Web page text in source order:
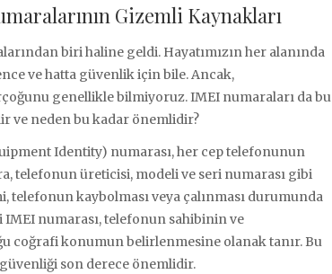
Gizemli Kaynakları
biri haline geldi. Hayatımızın her alanında
ve hatta güvenlik için bile. Ancak,
genellikle bilmiyoruz. IMEI numaraları da bu
ve neden bu kadar önemlidir?
Identity) numarası, her cep telefonunun
telefonun üreticisi, modeli ve seri numarası gibi
telefonun kaybolması veya çalınması durumunda
numarası, telefonun sahibinin ve
coğrafi konumun belirlenmesine olanak tanır. Bu
son derece önemlidir.